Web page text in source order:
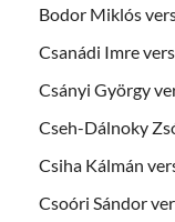
Bodor Miklós
Csanádi Imre
Csányi György
Cseh-Dálnoky
Csiha Kálmán
Csoóri Sándor